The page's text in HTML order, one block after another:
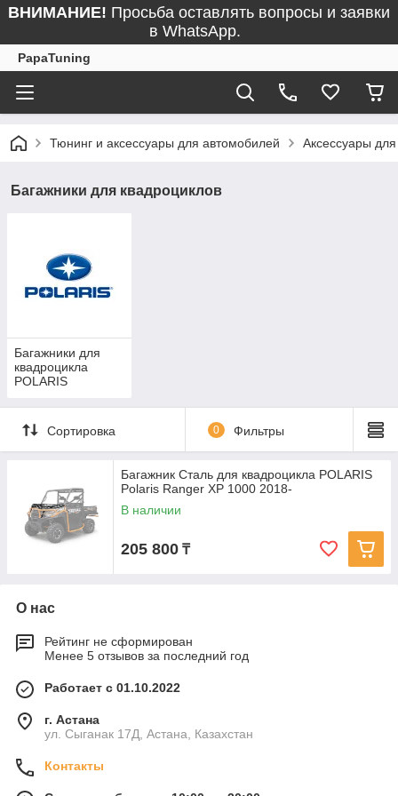
ВНИМАНИЕ! Просьба оставлять вопросы и заявки
в WhatsApp.
PapaTuning
Тюнинг и аксессуары для автомобилей Аксессуары
Багажники для квадроциклов
Багажники для
квадроцикла
POLARIS
Сортировка 0 Фильтры
Багажник Сталь для квадроцикла POLARIS
Polaris Ranger XP 1000 2018-
В наличии
205 800 ₸
О нас
Рейтинг не сформирован
Менее 5 отзывов за последний год
Работает с 01.10.2022
г. Астана
ул. Сыганак 17Д, Астана, Казахстан
Контакты